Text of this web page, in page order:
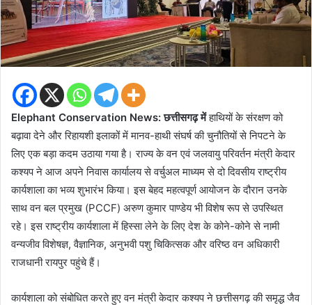
Elephant Conservation News: छत्तीसगढ़ मेंहाथियों के संरक्षण को
बढ़ावा देने और रिहायशी इलाकों में मानव-हाथी संघर्ष की चुनौतियों से निपटने के
लिए एक बड़ा कदम उठाया गया है। राज्य के वन एवं जलवायु परिवर्तन मंत्री केदार
कश्यप ने आज अपने निवास कार्यालय से वर्चुअल माध्यम से दो दिवसीय राष्ट्रीय
कार्यशाला का भव्य शुभारंभ किया। इस बेहद महत्वपूर्ण आयोजन के दौरान उनके
साथ वन बल प्रमुख (PCCF) अरुण कुमार पाण्डेय भी विशेष रूप से उपस्थित
रहे। इस राष्ट्रीय कार्यशाला में हिस्सा लेने के लिए देश के कोने-कोने से नामी
वन्यजीव विशेषज्ञ, वैज्ञानिक, अनुभवी पशु चिकित्सक और वरिष्ठ वन अधिकारी
राजधानी रायपुर पहुंचे हैं।
कार्यशाला को संबोधित करते हुए वन मंत्री केदार कश्यप ने छत्तीसगढ़ की समृद्ध जैव